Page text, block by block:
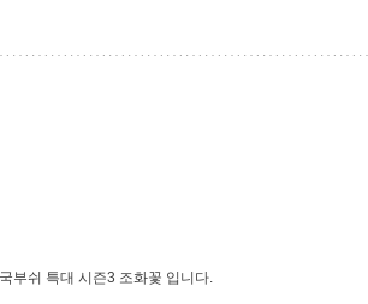
부쉬 특대 시즌3 조화꽃 입니다.